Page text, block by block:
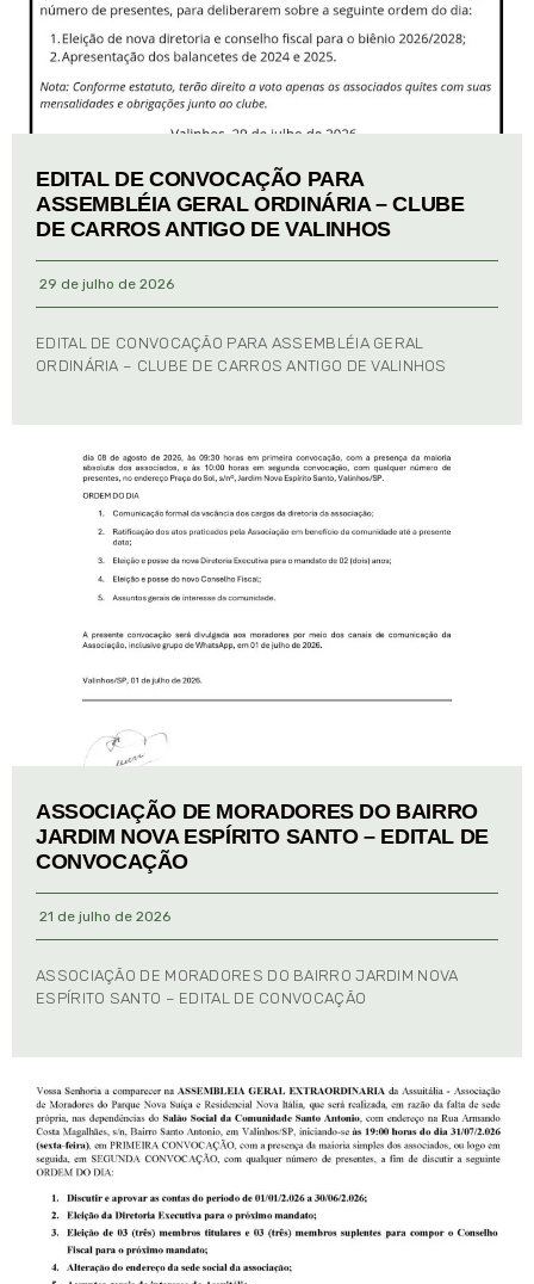
EDITAL DE CONVOCAÇÃO PARA
ASSEMBLÉIA GERAL ORDINÁRIA – CLUBE
DE CARROS ANTIGO DE VALINHOS
29 de julho de 2026
EDITAL DE CONVOCAÇÃO PARA ASSEMBLÉIA GERAL
ORDINÁRIA – CLUBE DE CARROS ANTIGO DE VALINHOS
ASSOCIAÇÃO DE MORADORES DO BAIRRO
JARDIM NOVA ESPÍRITO SANTO – EDITAL DE
CONVOCAÇÃO
21 de julho de 2026
ASSOCIAÇÃO DE MORADORES DO BAIRRO JARDIM NOVA
ESPÍRITO SANTO – EDITAL DE CONVOCAÇÃO